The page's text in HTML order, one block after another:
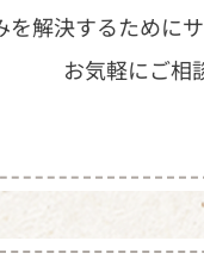
を解決するために
お気軽にご相